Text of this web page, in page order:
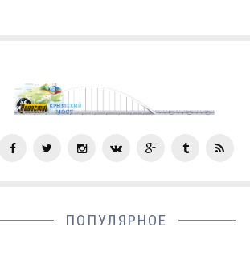
ПОПУЛЯРНОЕ